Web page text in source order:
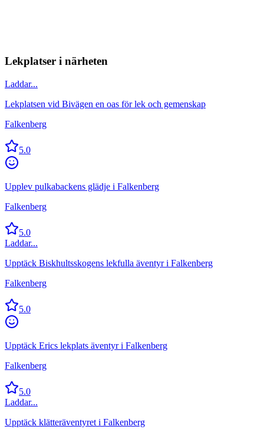
Lekplatser i närheten
Laddar...
Lekplatsen vid Bivägen en oas för lek och gemenskap
Falkenberg
5.0
Upplev pulkabackens glädje i Falkenberg
Falkenberg
5.0
Laddar...
Upptäck Biskhultsskogens lekfulla äventyr i Falkenberg
Falkenberg
5.0
Upptäck Erics lekplats äventyr i Falkenberg
Falkenberg
5.0
Laddar...
Upptäck klätteräventyret i Falkenberg